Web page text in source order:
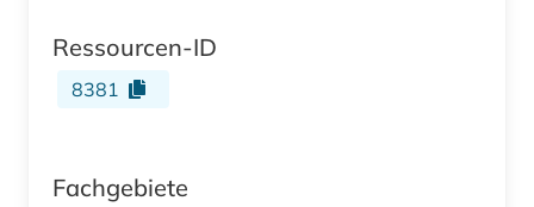
Ressourcen-ID
8381
Fachgebiete